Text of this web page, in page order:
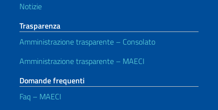
Notizie
Trasparenza
Amministrazione trasparente – Consolato
Amministrazione trasparente – MAECI
Domande frequenti
Faq – MAECI